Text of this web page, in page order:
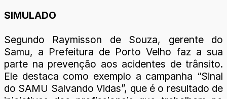
SIMULADO
Segundo Raymisson de Souza, gerente do
Samu, a Prefeitura de Porto Velho faz a sua
parte na prevenção aos acidentes de trânsito.
Ele destaca como exemplo a campanha “Sinal
do SAMU Salvando Vidas”, que é o resultado de